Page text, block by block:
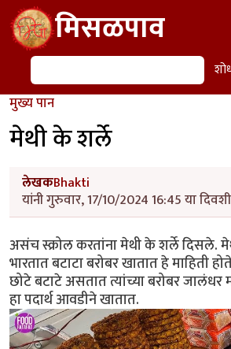
Skip to main contentमिसळपाव
शोध
मुख्य पान
मेथी के शर्ले
लेखकBhakti
यांनी गुरुवार, 17/10/2024 16:45 या
असंच स्क्रोल करतांना मेथी के शर्ले दिसले.
भारतात बटाटा बरोबर खातात हे
छोटे बटाटे असतात त्यांच्या बरोबर जालंधर
हा पदार्थ आवडीने खातात.